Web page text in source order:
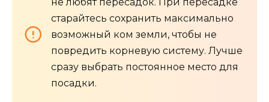
старайтесь сохранить максимально
возможный ком земли, чтобы не
повредить корневую систему. Лучше
сразу выбрать постоянное место для
посадки.